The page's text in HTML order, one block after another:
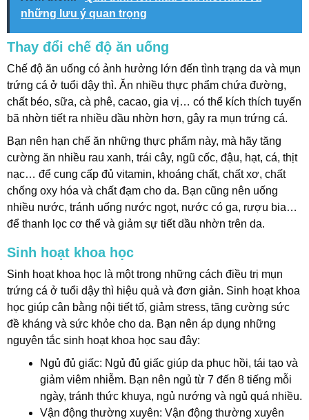
những lưu ý quan trọng
Thay đổi chế độ ăn uống
Chế độ ăn uống có ảnh hưởng lớn đến tình trạng da và mụn
trứng cá ở tuổi dậy thì. Ăn nhiều thực phẩm chứa đường,
chất béo, sữa, cà phê, cacao, gia vị… có thể kích thích tuyến
bã nhờn tiết ra nhiều dầu nhờn hơn, gây ra mụn trứng cá.
Bạn nên hạn chế ăn những thực phẩm này, mà hãy tăng
cường ăn nhiều rau xanh, trái cây, ngũ cốc, đậu, hạt, cá, thịt
nạc… để cung cấp đủ vitamin, khoáng chất, chất xơ, chất
chống oxy hóa và chất đạm cho da. Bạn cũng nên uống
nhiều nước, tránh uống nước ngọt, nước có ga, rượu bia…
để thanh lọc cơ thể và giảm sự tiết dầu nhờn trên da.
Sinh hoạt khoa học
Sinh hoạt khoa học là một trong những cách điều trị mụn
trứng cá ở tuổi dậy thì hiệu quả và đơn giản. Sinh hoạt khoa
học giúp cân bằng nội tiết tố, giảm stress, tăng cường sức
đề kháng và sức khỏe cho da. Bạn nên áp dụng những
nguyên tắc sinh hoạt khoa học sau đây:
Ngủ đủ giấc: Ngủ đủ giấc giúp da phục hồi, tái tạo và
giảm viêm nhiễm. Bạn nên ngủ từ 7 đến 8 tiếng mỗi
ngày, tránh thức khuya, ngủ nướng và ngủ quá nhiều.
Vận động thường xuyên: Vận động thường xuyên